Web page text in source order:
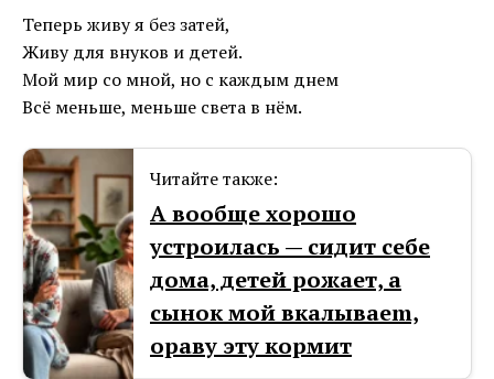
Теперь живу я без затей,
Живу для внуков и детей.
Мой мир со мной, но с каждым днем
Всё меньше, меньше света в нём.
Читайте также:
А вообще хорошо
устроилась — сидит себе
дома, детей рожает, а
сынок мой вкалываеm,
ораву эту кормит